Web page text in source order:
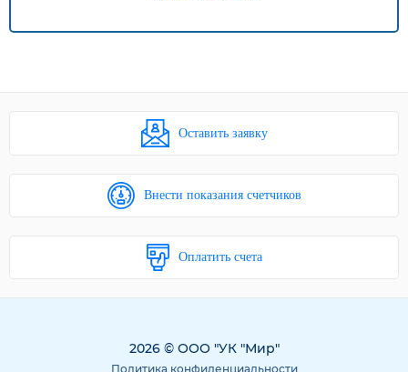
Оставить заявку
Внести показания счетчиков
Оплатить счета
2026 © ООО "УК "Мир"
Политика конфиденциальности